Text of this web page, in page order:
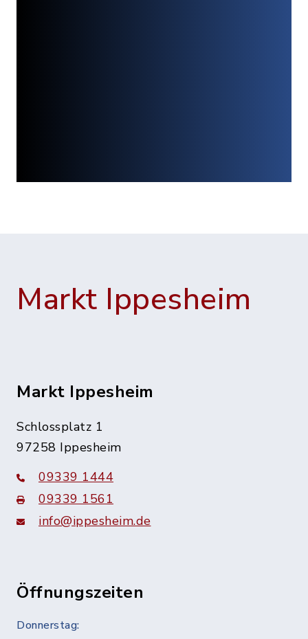
Markt Ippesheim
Markt Ippesheim
Schlossplatz 1
97258 Ippesheim
09339 1444
09339 1561
info@ippesheim.de
Öffnungszeiten
Donnerstag: